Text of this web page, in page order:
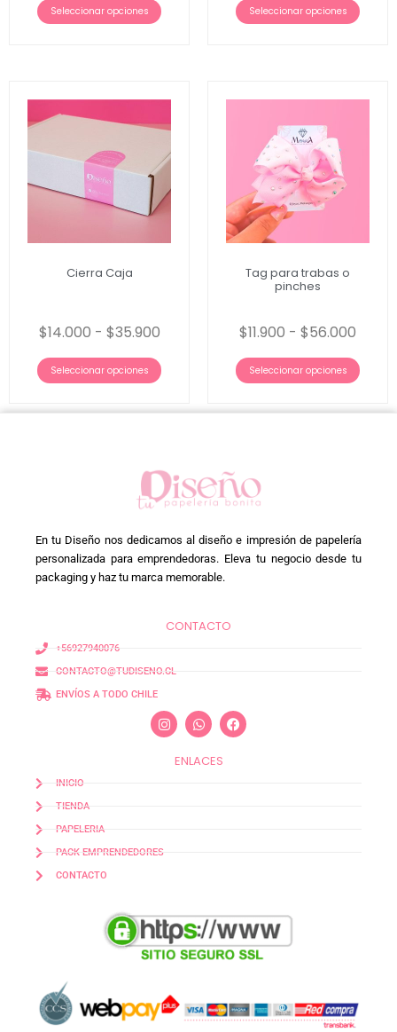
Seleccionar opciones Seleccionar opciones
Cierra Caja
$14.000 - $35.900
Seleccionar opciones
Tag para trabas o
pinches
$11.900 - $56.000
Seleccionar opciones
En tu Diseño nos dedicamos al diseño e impresión de papelería
personalizada para emprendedoras. Eleva tu negocio desde tu
packaging y haz tu marca memorable.
CONTACTO
+56927940076
CONTACTO@TUDISENO.CL
ENVÍOS A TODO CHILE
ENLACES
INICIO
TIENDA
PAPELERIA
PACK EMPRENDEDORES
CONTACTO